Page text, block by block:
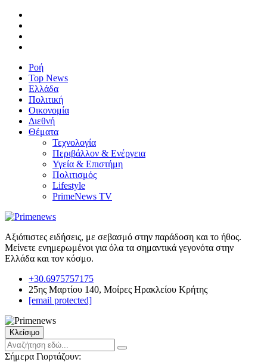
Ροή
Top News
Ελλάδα
Πολιτική
Οικονομία
Διεθνή
Θέματα
Τεχνολογία
Περιβάλλον & Ενέργεια
Υγεία & Επιστήμη
Πολιτισμός
Lifestyle
PrimeNews TV
Αξιόπιστες ειδήσεις, με σεβασμό στην παράδοση και το ήθος.
Μείνετε ενημερωμένοι για όλα τα σημαντικά γεγονότα στην
Ελλάδα και τον κόσμο.
+30.6975757175
25ης Μαρτίου 140, Μοίρες Ηρακλείου Κρήτης
[email protected]
Κλείσιμο
Σήμερα Γιορτάζουν: